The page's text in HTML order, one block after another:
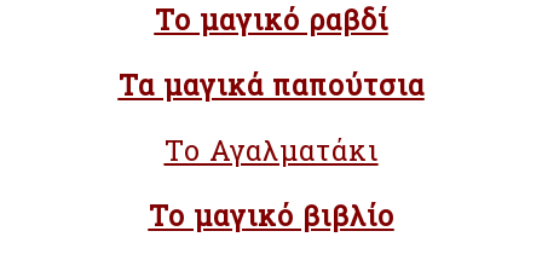
Το μαγικό ραβδί
Τα μαγικά παπούτσια
Το Αγαλματάκι
Το μαγικό βιβλίο